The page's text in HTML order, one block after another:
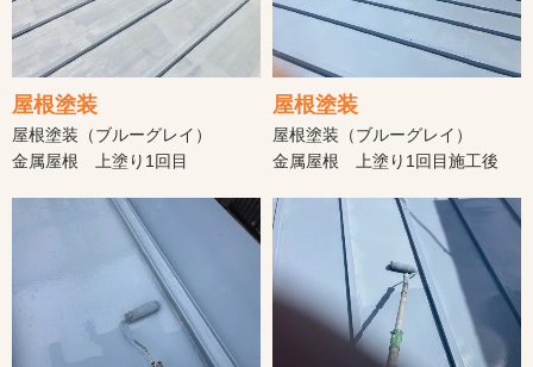
屋根塗装
屋根塗装（ブルーグレイ）
金属屋根 上塗り1回目
屋根塗装
屋根塗装（ブルーグレイ）
金属屋根 上塗り1回目施工後